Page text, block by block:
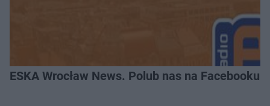
ESKA Wrocław News. Polub nas na Facebooku!